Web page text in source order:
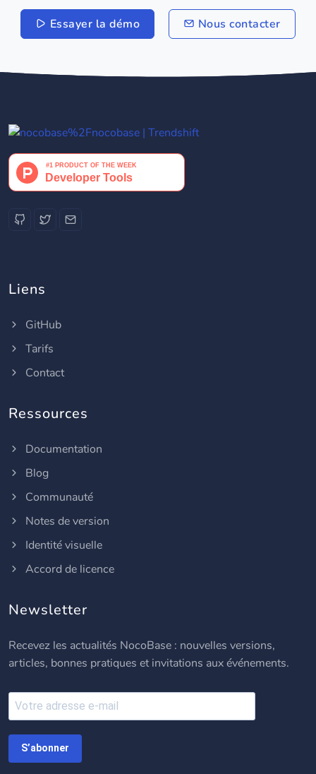
Essayer la démo Nous contacter
Liens
GitHub
Tarifs
Contact
Ressources
Documentation
Blog
Communauté
Notes de version
Identité visuelle
Accord de licence
Newsletter
Recevez les actualités NocoBase : nouvelles versions,
articles, bonnes pratiques et invitations aux événements.
S’abonner